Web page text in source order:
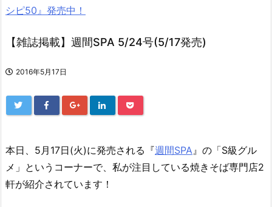
シピ50』発売中！
【雑誌掲載】週間SPA 5/24号(5/17発売)
2016年5月17日
本日、5月17日(火)に発売される『週間SPA』の「S級グル
メ」というコーナーで、私が注目している焼きそば専門店2
軒が紹介されています！